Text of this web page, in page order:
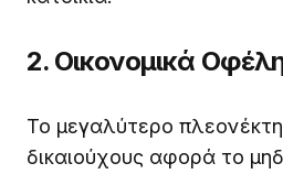
2. Οικονομικά
Το μεγαλύτερο
δικαιούχους αφορά το